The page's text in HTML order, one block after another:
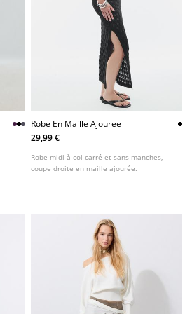
Robe En Maille Ajouree
29,99 €
Robe midi à col carré et sans manches,
coupe droite en maille ajourée.